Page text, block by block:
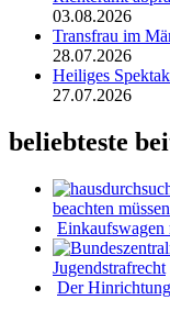
03.08.2026
Transfrau im
28.07.2026
Heiliges
27.07.2026
beliebteste
beachten müssen
Einkaufswagen
Jugendstrafrecht
Der